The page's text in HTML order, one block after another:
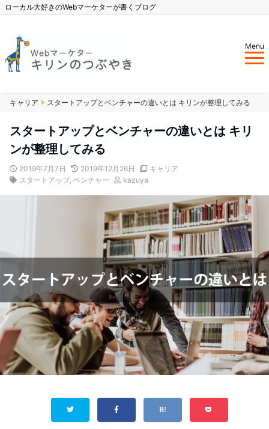
ローカル大好きのWebマーケターが書くブログ
Menu
キャリア スタートアップとベンチャーの違いとは キリンが整理してみる
スタートアップとベンチャーの違いとは キリ
ンが整理してみる
2019年7月7日 2019年12月26日
キャリア
スタートアップ, ベンチャー kazuya